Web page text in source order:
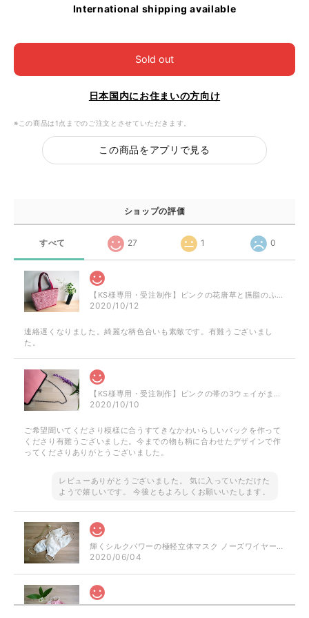
International shipping available
Sold out
日本国内にお住まいの方向け
※この商品は1点までのご注文とさせていただきます。
この商品をアプリで見る
ショップの評価
すべて 27 1 0
【KS様専用・受注制作】ピンクの花唐草と臙脂のふくれ織のミニトート
2020/10/12
連絡遅くなりました。綺麗な柄色合いも素敵です。有難うございまし
た。
【KS様専用・受注制作】ピンクの帯の3ウェイがまぐちバッグ
2020/10/10
ご希望聞いてくださり模様に合うすてきなかわいらしいバックを作って
くださり有難うございました。今までの物も柄に合わせたデザインで作
ってくださりありがとうございました。
レビューありがとうございました。 気に入っていただけた
ようで嬉しいです。 今後ともよろしくお願いいたします。
輝くシルクパワーの極軽立体マスク ノーズワイヤー入り（肌触りの良い着物の裏地絹100％）
2020/06/04